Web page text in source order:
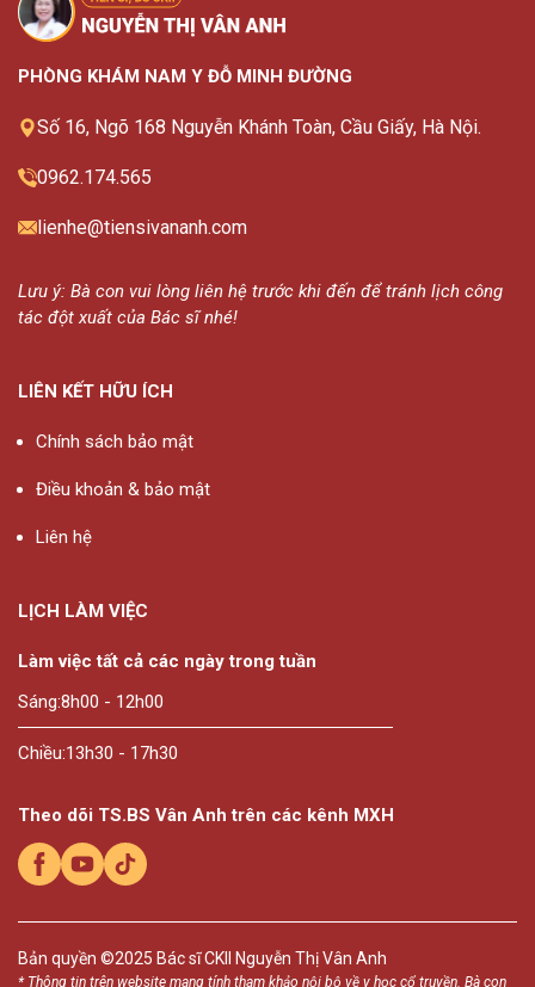
PHÒNG KHÁM NAM Y ĐỖ MINH ĐƯỜNG
Số 16, Ngõ 168 Nguyễn Khánh Toàn, Cầu Giấy, Hà Nội.
0962.174.565
lienhe@tiensivananh.com
Lưu ý: Bà con vui lòng liên hệ trước khi đến để tránh lịch công
tác đột xuất của Bác sĩ nhé!
LIÊN KẾT HỮU ÍCH
Chính sách bảo mật
Điều khoản & bảo mật
Liên hệ
LỊCH LÀM VIỆC
Làm việc tất cả các ngày trong tuần
Sáng:8h00 - 12h00
Chiều:13h30 - 17h30
Theo dõi TS.BS Vân Anh trên các kênh MXH
Bản quyền ©2025 Bác sĩ CKII Nguyễn Thị Vân Anh
* Thông tin trên website mang tính tham khảo nội bộ về y học cổ truyền. Bà con